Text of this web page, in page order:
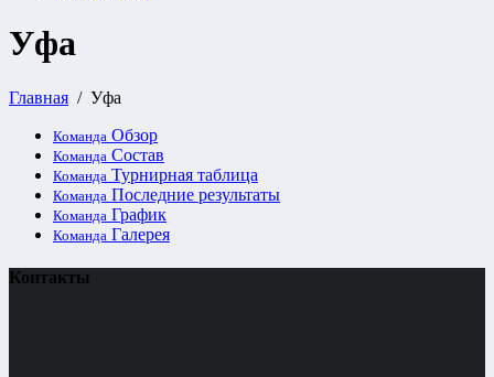
Уфа
Главная Уфа
Команда Обзор
Команда Состав
Команда Турнирная таблица
Команда Последние результаты
Команда График
Команда Галерея
Контакты